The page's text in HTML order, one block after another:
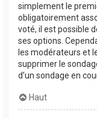
simplement le
obligatoirement
voté, il est possible
ses options.
les modérateurs et
supprimer le
d’un sondage en
Haut